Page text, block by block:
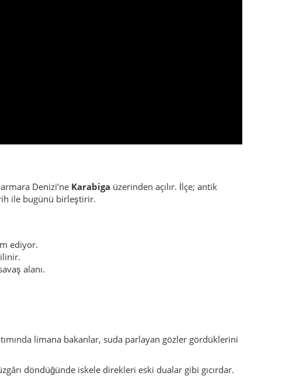
Denizi’ne Karabiga üzerinden açılır. İlçe; antik
ile bugünü birleştirir.
ediyor.
alanı.
limana bakanlar, suda parlayan gözler gördüklerini
döndüğünde iskele direkleri eski dualar gibi gıcırdar.